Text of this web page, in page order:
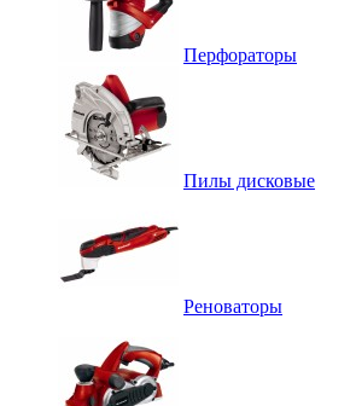
Перфораторы
Пилы дисковые
Реноваторы